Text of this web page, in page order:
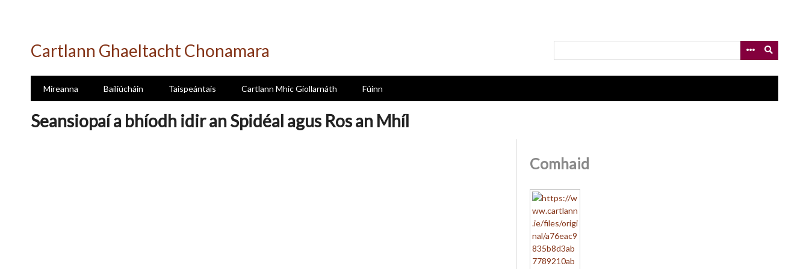
Cartlann Ghaeltacht Chonamara
Míreanna Bailiúcháin Taispeántais Cartlann Mhic Giollarnáth Fúinn
Seansiopaí a bhíodh idir an Spidéal agus Ros an Mhíl
Comhaid